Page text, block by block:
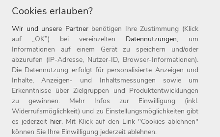
BWL und E-Commerce, in Folge 15 von Witt On Air. Mit
welchen Inhalten überzeugt man junge Talente, wo erreicht
man sie und wie passen TikTok und eine seriöse Employer-
Branding-Strategie eigentlich zusammen? Diese und noch
viele weitere Fragen klären wir heute.
Cookies erlauben?
Wir und unsere Partnerbenötigen Ihre Zustimmung (Klick
auf „OK”) bei vereinzelten Datennutzungen, um
Informationen auf einem Gerät zu speichern und/oder
abzurufen (IP-Adresse, Nutzer-ID, Browser-Informationen).
Die Datennutzung erfolgt für personalisierte Anzeigen und
Inhalte, Anzeigen- und Inhaltsmessungen sowie um
Erkenntnisse über Zielgruppen und Produktentwicklungen
zu gewinnen. Mehr Infos zur Einwilligung (inkl.
Widerrufsmöglichkeit) und zu Einstellungsmöglichkeiten gibt
es jederzeit hier. Mit Klick auf den Link "Cookies ablehnen"
können Sie Ihre Einwilligung jederzeit ablehnen.